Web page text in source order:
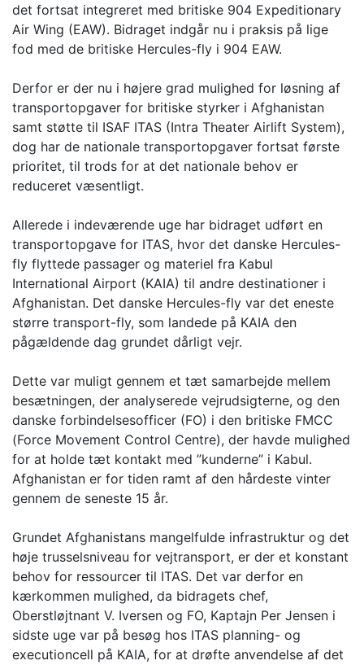
det fortsat integreret med britiske 904 Expeditionary
Air Wing (EAW). Bidraget indgår nu i praksis på lige
fod med de britiske Hercules-fly i 904 EAW.
Derfor er der nu i højere grad mulighed for løsning af
transportopgaver for britiske styrker i Afghanistan
samt støtte til ISAF ITAS (Intra Theater Airlift System),
dog har de nationale transportopgaver fortsat første
prioritet, til trods for at det nationale behov er
reduceret væsentligt.
Allerede i indeværende uge har bidraget udført en
transportopgave for ITAS, hvor det danske Hercules-
fly flyttede passager og materiel fra Kabul
International Airport (KAIA) til andre destinationer i
Afghanistan. Det danske Hercules-fly var det eneste
større transport-fly, som landede på KAIA den
pågældende dag grundet dårligt vejr.
Dette var muligt gennem et tæt samarbejde mellem
besætningen, der analyserede vejrudsigterne, og den
danske forbindelsesofficer (FO) i den britiske FMCC
(Force Movement Control Centre), der havde mulighed
for at holde tæt kontakt med ”kunderne” i Kabul.
Afghanistan er for tiden ramt af den hårdeste vinter
gennem de seneste 15 år.
Grundet Afghanistans mangelfulde infrastruktur og det
høje trusselsniveau for vejtransport, er der et konstant
behov for ressourcer til ITAS. Det var derfor en
kærkommen mulighed, da bidragets chef,
Oberstløjtnant V. Iversen og FO, Kaptajn Per Jensen i
sidste uge var på besøg hos ITAS planning- og
executioncell på KAIA, for at drøfte anvendelse af det